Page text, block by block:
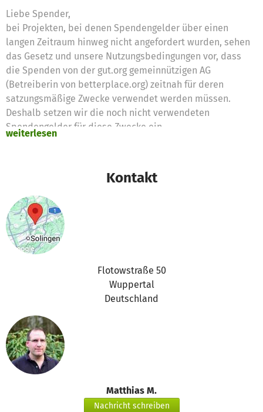
Liebe Spender,
bei Projekten, bei denen Spendengelder über einen
langen Zeitraum hinweg nicht angefordert wurden, sehen
das Gesetz und unsere Nutzungsbedingungen vor, dass
die Spenden von der gut.org gemeinnützigen AG
(Betreiberin von betterplace.org) zeitnah für deren
satzungsmäßige Zwecke verwendet werden müssen.
Deshalb setzen wir die noch nicht verwendeten
Spendengelder für diese Zwecke ein
weiterlesen
Kontakt
Flotowstraße 50
Wuppertal
Deutschland
Matthias M.
Nachricht schreiben